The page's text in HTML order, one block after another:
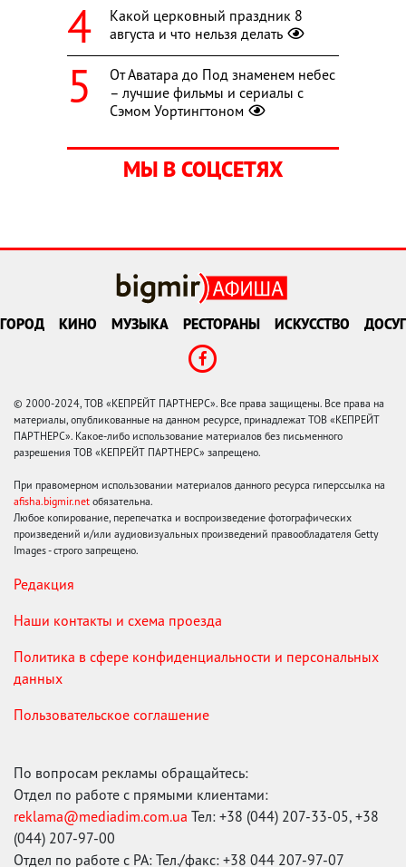
Какой церковный праздник 8
августа и что нельзя делать
От Аватара до Под знаменем небес
– лучшие фильмы и сериалы с
Сэмом Уортингтоном
МЫ В СОЦСЕТЯХ
ГОРОД КИНО МУЗЫКА РЕСТОРАНЫ ИСКУССТВО ДОСУГ
© 2000-2024, ТОВ «КЕПРЕЙТ ПАРТНЕРС». Все права защищены. Все права на
материалы, опубликованные на данном ресурсе, принадлежат ТОВ «КЕПРЕЙТ
ПАРТНЕРС». Какое-либо использование материалов без письменного
разрешения ТОВ «КЕПРЕЙТ ПАРТНЕРС» запрещено.
При правомерном использовании материалов данного ресурса гиперссылка на
afisha.bigmir.net обязательна.
Любое копирование, перепечатка и воспроизведение фотографических
произведений и/или аудиовизуальных произведений правообладателя Getty
Images - строго запрещено.
Редакция
Наши контакты и схема проезда
Политика в сфере конфиденциальности и персональных
данных
Пользовательское соглашение
По вопросам рекламы обращайтесь:
Отдел по работе с прямыми клиентами:
reklama@mediadim.com.ua Тел: +38 (044) 207-33-05, +38
(044) 207-97-00
Отдел по работе с РА: Тел./факс: +38 044 207-97-07